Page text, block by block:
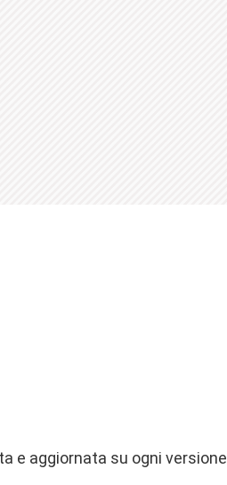
e aggiornata su ogni versione